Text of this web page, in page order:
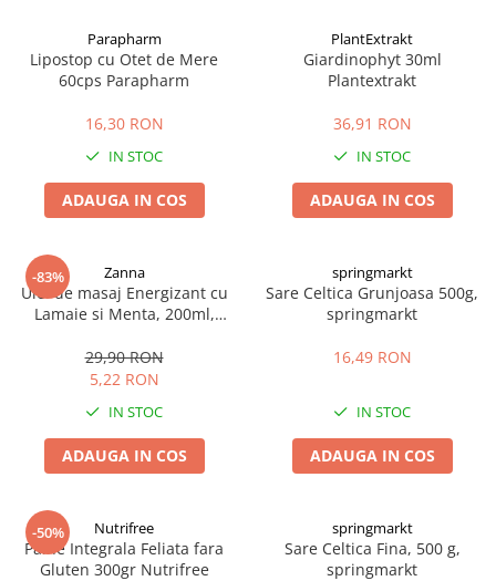
Sanatatea ochilor
Hepato-biliare
Glanda tiroida
Probleme renale
Prostata, urologie
Sistemul osos
Produse naturiste
Antiinflamator
Antioxidanti
Antitumorale
Articulatii sanatoase
Cardiovasculare
Digestie
Imunitate
Memorie
Indulcitori
Miere
Bomboane
Gume de mestecat
Siropuri, gemuri
Ciocolata
Miere Manuka
Mancare sanatoasa
Leguminoase
Paine, faina si mixuri
Uleiuri alimentare
Ulei CBD
Unturi alimentare
Sucuri
Produse instant
Geluri de dus naturale
Vopsele
Produse de uz casnic
Produse pentru bucatarie
Produse igienizare
Deodorante
Igiena orala
Protectie antivirala
Sare de baie
Detergenti Bio
Parapharm
Lipostop cu Otet de Mere
60cps Parapharm
16,30 RON
IN STOC
ADAUGA IN COS
PlantExtrakt
Giardinophyt 30ml
Plantextrakt
36,91 RON
IN STOC
ADAUGA IN COS
-83% Zanna
Ulei de masaj Energizant cu
Lamaie si Menta, 200ml,
29,90 RON
5,22 RON
IN STOC
ADAUGA IN COS
springmarkt
Sare Celtica Grunjoasa 500g,
springmarkt
16,49 RON
IN STOC
ADAUGA IN COS
-50% Nutrifree
Paine Integrala Feliata fara
Gluten 300gr Nutrifree
springmarkt
Sare Celtica Fina, 500 g,
springmarkt